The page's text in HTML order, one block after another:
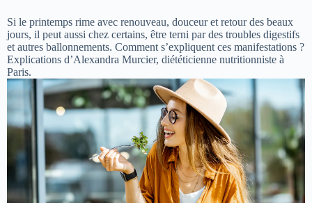
Si le printemps rime avec renouveau, douceur et retour des beaux
jours, il peut aussi chez certains, être terni par des troubles digestifs
et autres ballonnements. Comment s’expliquent ces manifestations ?
Explications d’Alexandra Murcier, diététicienne nutritionniste à
Paris.